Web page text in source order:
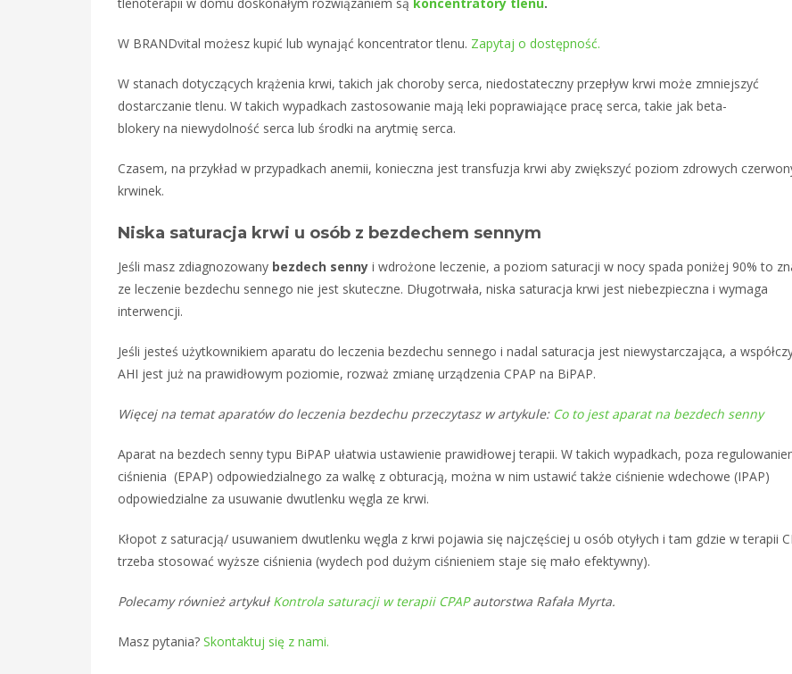
W BRANDvital możesz kupić lub wynająć koncentrator tlenu. Zapytaj o dostępność.
W stanach dotyczących krążenia krwi, takich jak choroby serca, niedostateczny przepływ krwi może zmniejszyć
dostarczanie tlenu. W takich wypadkach zastosowanie mają leki poprawiające pracę serca, takie jak beta-
blokery na niewydolność serca lub środki na arytmię serca.
Czasem, na przykład w przypadkach anemii, konieczna jest transfuzja krwi aby zwiększyć poziom zdrowych
krwinek.
Niska saturacja krwi u osób z bezdechem sennym
Jeśli masz zdiagnozowany bezdech senny i wdrożone leczenie, a poziom saturacji w nocy spada poniżej 90% to
ze leczenie bezdechu sennego nie jest skuteczne. Długotrwała, niska saturacja krwi jest niebezpieczna i wymaga
interwencji.
Jeśli jesteś użytkownikiem aparatu do leczenia bezdechu sennego i nadal saturacja jest niewystarczająca, a
AHI jest już na prawidłowym poziomie, rozważ zmianę urządzenia CPAP na BiPAP.
Więcej na temat aparatów do leczenia bezdechu przeczytasz w artykule: Co to jest aparat na bezdech senny
Aparat na bezdech senny typu BiPAP ułatwia ustawienie prawidłowej terapii. W takich wypadkach, poza
ciśnienia (EPAP) odpowiedzialnego za walkę z obturacją, można w nim ustawić także ciśnienie wdechowe (IPAP)
odpowiedzialne za usuwanie dwutlenku węgla ze krwi.
Kłopot z saturacją/ usuwaniem dwutlenku węgla z krwi pojawia się najczęściej u osób otyłych i tam gdzie w terapii
trzeba stosować wyższe ciśnienia (wydech pod dużym ciśnieniem staje się mało efektywny).
Polecamy również artykuł Kontrola saturacji w terapii CPAPautorstwa Rafała Myrta.
Masz pytania? Skontaktuj się z nami.
To
jest